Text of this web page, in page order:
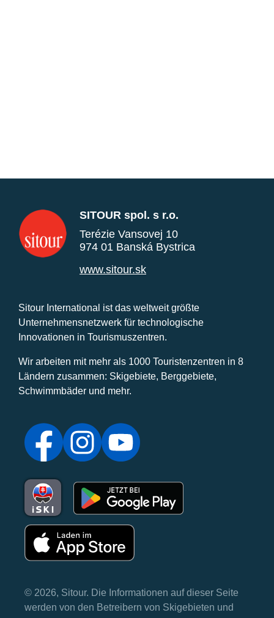
SITOUR spol. s r.o.
Terézie Vansovej 10
974 01 Banská Bystrica
www.sitour.sk
Sitour International ist das weltweit größte
Unternehmensnetzwerk für technologische
Innovationen in Tourismuszentren.
Wir arbeiten mit mehr als 1000 Touristenzentren in 8
Ländern zusammen: Skigebiete, Berggebiete,
Schwimmbäder und mehr.
© 2026, Sitour. Die Informationen auf dieser Seite
werden von den Betreibern von Skigebieten und